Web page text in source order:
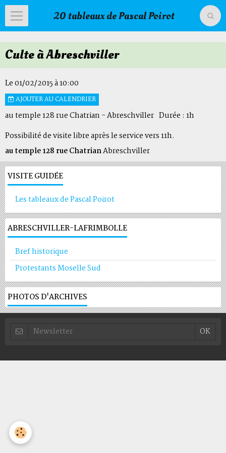
20 tableaux de Pascal Poirot
Accueil
Livre d'or
Agenda
Livre d'or du temple
Culte à Abreschviller
Le 01/02/2015à 10:00
AJOUTER AU CALENDRIER
au temple 128 rue Chatrian - Abreschviller Durée : 1h
Possibilité de visite libre après le service vers 11h.
au temple 128 rue ChatrianAbreschviller
VISITE GUIDÉE
Les tableaux de Pascal Poirot
ABRESCHVILLER-LAFRIMBOLLE
Bref historique
Protestants Moselle Sud
PHOTOS D'ARCHIVES